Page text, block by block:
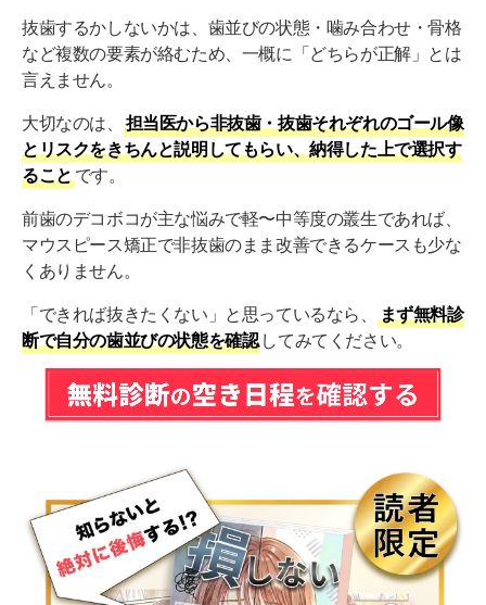
抜歯するかしないかは、歯並びの状態・噛み合わせ・骨格
など複数の要素が絡むため、一概に「どちらが正解」とは
言えません。
大切なのは、
担当医から非抜歯・抜歯それぞれのゴール像
とリスクをきちんと説明してもらい、納得した上で選択す
ること です。
前歯のデコボコが主な悩みで軽〜中等度の叢生であれば、
マウスピース矯正で非抜歯のまま改善できるケースも少な
くありません。
「できれば抜きたくない」と思っているなら、
まず無料診
断で自分の歯並びの状態を確認 してみてください。